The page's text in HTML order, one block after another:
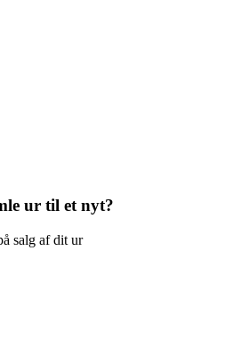
ur til et nyt?
salg af dit ur